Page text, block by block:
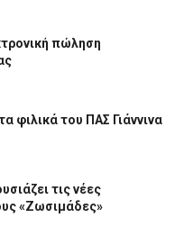
πώληση
φιλικά του ΠΑΣ Γιάννινα
τις νέες
«Ζωσιμάδες»